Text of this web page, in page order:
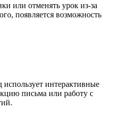
или отменять урок из-за
появляется возможность
интерактивные
письма или работу с